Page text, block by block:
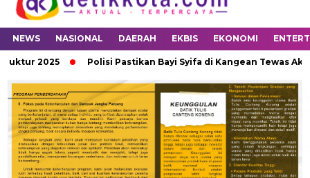
NEWS NASIONAL DAERAH EKBIS EKONOMI
2025 Polisi Pastikan Bayi Syifa di Kangean Tewas